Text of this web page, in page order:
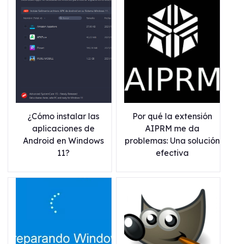
¿Cómo instalar las
aplicaciones de
Android en Windows
11?
Por qué la extensión
AIPRM me da
problemas: Una solución
efectiva